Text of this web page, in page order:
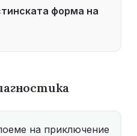
форма на
на приключение